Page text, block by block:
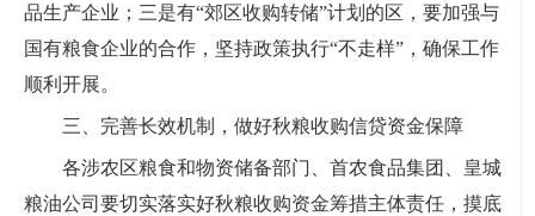
品生产企业；三是有“郊区收购转储”计划的区，要加强与
国有粮食企业的合作，坚持政策执行“不走样”，确保工作
顺利开展。
三、完善长效机制，做好秋粮收购信贷资金保障
各涉农区粮食和物资储备部门、首农食品集团、皇城
粮油公司要切实落实好秋粮收购资金筹措主体责任，摸底